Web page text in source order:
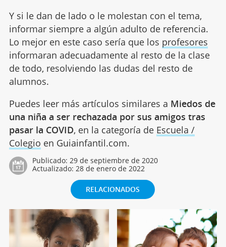
Y si le dan de lado o le molestan con el tema,
informar siempre a algún adulto de referencia.
Lo mejor en este caso sería que los profesores
informaran adecuadamente al resto de la clase
de todo, resolviendo las dudas del resto de
alumnos.
Puedes leer más artículos similares a Miedos de
una niña a ser rechazada por sus amigos tras
pasar la COVID, en la categoría de Escuela /
Colegio en Guiainfantil.com.
Publicado: 29 de septiembre de 2020
Actualizado: 28 de enero de 2022
RELACIONADOS